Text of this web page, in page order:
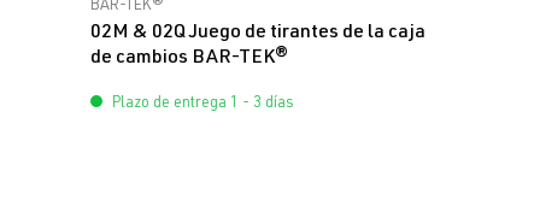
02M & 02Q Juego de tirantes de la caja
de cambios BAR-TEK®
Plazo de entrega 1 - 3 días